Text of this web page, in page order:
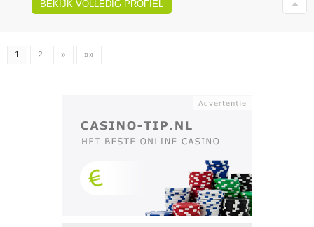
BEKIJK VOLLEDIG PROFIEL
1 2 » »»